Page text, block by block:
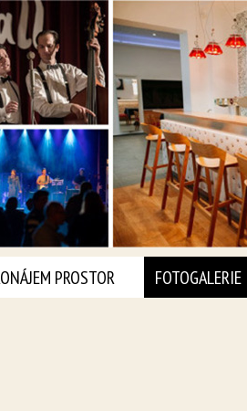
PROSTOR FOTOGALERIE